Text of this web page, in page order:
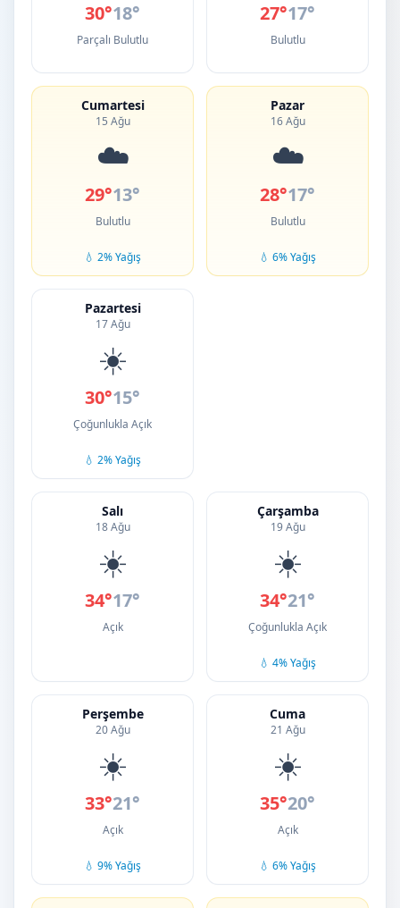
30°18°
Parçalı Bulutlu
27°17°
Bulutlu
Cumartesi
15 Ağu
☁️
29°13°
Bulutlu
💧 2% Yağış
Pazar
16 Ağu
☁️
28°17°
Bulutlu
💧 6% Yağış
Pazartesi
17 Ağu
☀️
30°15°
Çoğunlukla Açık
💧 2% Yağış
Salı
18 Ağu
☀️
34°17°
Açık
Çarşamba
19 Ağu
☀️
34°21°
Çoğunlukla Açık
💧 4% Yağış
Perşembe
20 Ağu
☀️
33°21°
Açık
💧 9% Yağış
Cuma
21 Ağu
☀️
35°20°
Açık
💧 6% Yağış